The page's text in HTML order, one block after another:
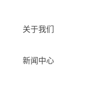
关于我们
新闻中心